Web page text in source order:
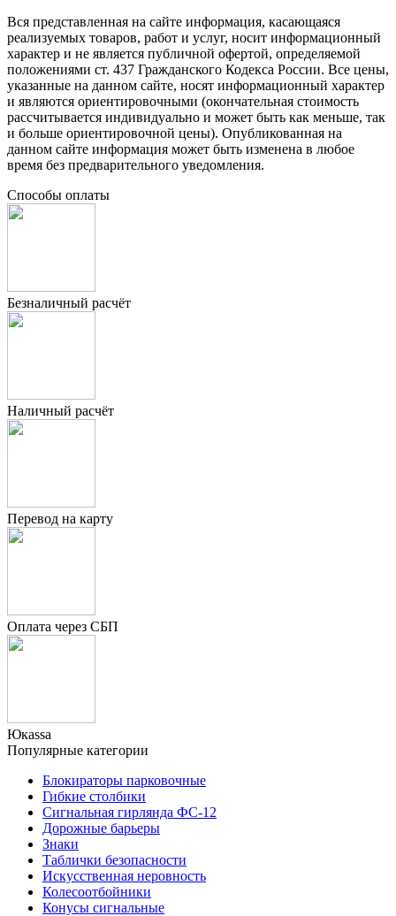
Вся представленная на сайте информация, касающаяся
реализуемых товаров, работ и услуг, носит информационный
характер и не является публичной офертой, определяемой
положениями ст. 437 Гражданского Кодекса России. Все цены,
указанные на данном сайте, носят информационный характер
и являются ориентировочными (окончательная стоимость
рассчитывается индивидуально и может быть как меньше, так
и больше ориентировочной цены). Опубликованная на
данном сайте информация может быть изменена в любое
время без предварительного уведомления.
Способы оплаты
Безналичный расчёт
Наличный расчёт
Перевод на карту
Оплата через СБП
Юкаssа
Популярные категории
Блокираторы парковочные
Гибкие столбики
Сигнальная гирлянда ФС-12
Дорожные барьеры
Знаки
Таблички безопасности
Искусственная неровность
Колесоотбойники
Конусы сигнальные